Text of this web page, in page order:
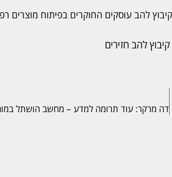
להב עוסקים החוקרים בפיתוח מוצרים
קיבוץ להב חזירים